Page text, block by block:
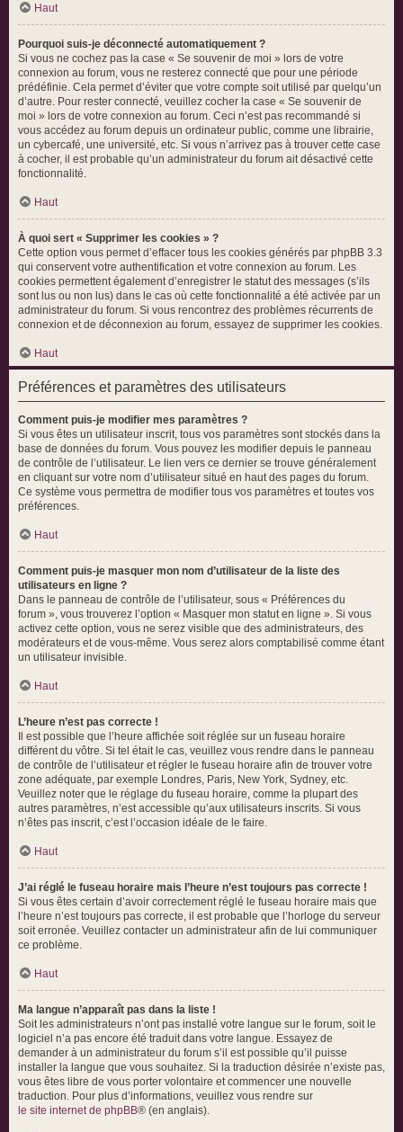
Haut
Pourquoi suis-je déconnecté automatiquement ?
Si vous ne cochez pas la case « Se souvenir de moi » lors de votre
connexion au forum, vous ne resterez connecté que pour une période
prédéfinie. Cela permet d’éviter que votre compte soit utilisé par quelqu’un
d’autre. Pour rester connecté, veuillez cocher la case « Se souvenir de
moi » lors de votre connexion au forum. Ceci n’est pas recommandé si
vous accédez au forum depuis un ordinateur public, comme une librairie,
un cybercafé, une université, etc. Si vous n’arrivez pas à trouver cette case
à cocher, il est probable qu’un administrateur du forum ait désactivé cette
fonctionnalité.
Haut
À quoi sert « Supprimer les cookies » ?
Cette option vous permet d’effacer tous les cookies générés par phpBB 3.3
qui conservent votre authentification et votre connexion au forum. Les
cookies permettent également d’enregistrer le statut des messages (s’ils
sont lus ou non lus) dans le cas où cette fonctionnalité a été activée par un
administrateur du forum. Si vous rencontrez des problèmes récurrents de
connexion et de déconnexion au forum, essayez de supprimer les cookies.
Haut
Préférences et paramètres des utilisateurs
Comment puis-je modifier mes paramètres ?
Si vous êtes un utilisateur inscrit, tous vos paramètres sont stockés dans la
base de données du forum. Vous pouvez les modifier depuis le panneau
de contrôle de l’utilisateur. Le lien vers ce dernier se trouve généralement
en cliquant sur votre nom d’utilisateur situé en haut des pages du forum.
Ce système vous permettra de modifier tous vos paramètres et toutes vos
préférences.
Haut
Comment puis-je masquer mon nom d’utilisateur de la liste des
utilisateurs en ligne ?
Dans le panneau de contrôle de l’utilisateur, sous « Préférences du
forum », vous trouverez l’option « Masquer mon statut en ligne ». Si vous
activez cette option, vous ne serez visible que des administrateurs, des
modérateurs et de vous-même. Vous serez alors comptabilisé comme étant
un utilisateur invisible.
Haut
L’heure n’est pas correcte !
Il est possible que l’heure affichée soit réglée sur un fuseau horaire
différent du vôtre. Si tel était le cas, veuillez vous rendre dans le panneau
de contrôle de l’utilisateur et régler le fuseau horaire afin de trouver votre
zone adéquate, par exemple Londres, Paris, New York, Sydney, etc.
Veuillez noter que le réglage du fuseau horaire, comme la plupart des
autres paramètres, n’est accessible qu’aux utilisateurs inscrits. Si vous
n’êtes pas inscrit, c’est l’occasion idéale de le faire.
Haut
J’ai réglé le fuseau horaire mais l’heure n’est toujours pas correcte !
Si vous êtes certain d’avoir correctement réglé le fuseau horaire mais que
l’heure n’est toujours pas correcte, il est probable que l’horloge du serveur
soit erronée. Veuillez contacter un administrateur afin de lui communiquer
ce problème.
Haut
Ma langue n’apparaît pas dans la liste !
Soit les administrateurs n’ont pas installé votre langue sur le forum, soit le
logiciel n’a pas encore été traduit dans votre langue. Essayez de
demander à un administrateur du forum s’il est possible qu’il puisse
installer la langue que vous souhaitez. Si la traduction désirée n’existe pas,
vous êtes libre de vous porter volontaire et commencer une nouvelle
traduction. Pour plus d’informations, veuillez vous rendre sur
le site internet de phpBB® (en anglais).